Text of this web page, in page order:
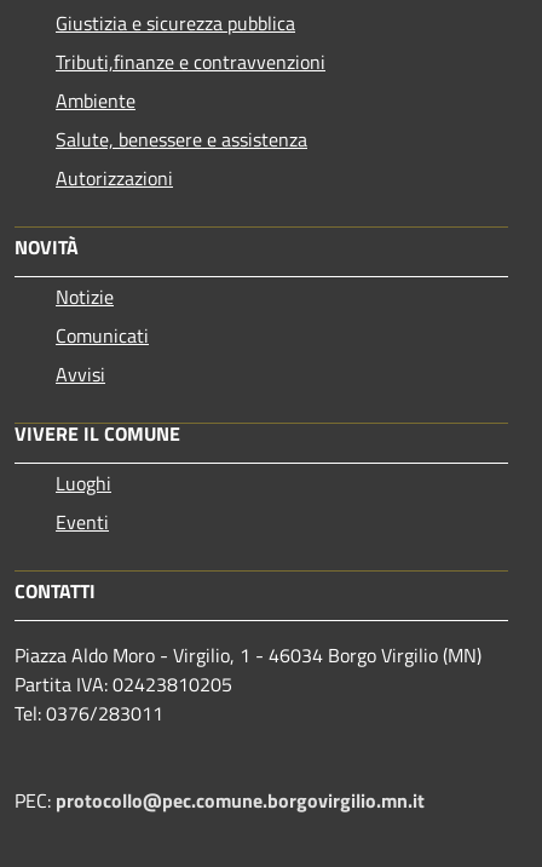
Giustizia e sicurezza pubblica
Tributi,finanze e contravvenzioni
Ambiente
Salute, benessere e assistenza
Autorizzazioni
NOVITÀ
Notizie
Comunicati
Avvisi
VIVERE IL COMUNE
Luoghi
Eventi
CONTATTI
Piazza Aldo Moro - Virgilio, 1 - 46034 Borgo Virgilio (MN)
Partita IVA: 02423810205
Tel: 0376/283011
PEC: protocollo@pec.comune.borgovirgilio.mn.it